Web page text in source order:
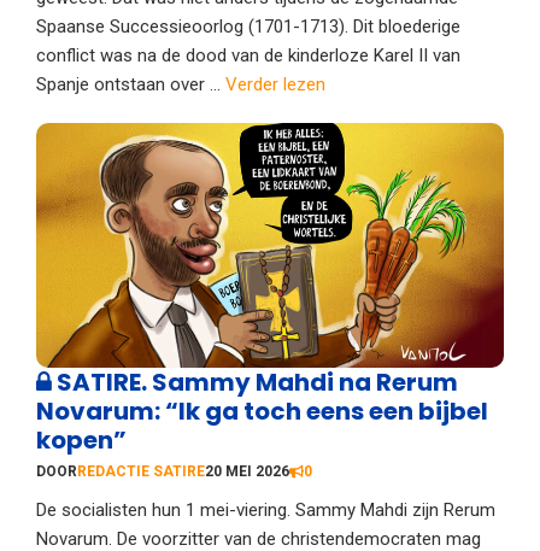
Spaanse Successieoorlog (1701-1713). Dit bloederige
conflict was na de dood van de kinderloze Karel II van
Spanje ontstaan over ... Verder lezen
SATIRE. Sammy Mahdi na Rerum
Novarum: “Ik ga toch eens een bijbel
kopen”
DOORREDACTIE SATIRE20 MEI 2026 0
De socialisten hun 1 mei-viering. Sammy Mahdi zijn Rerum
Novarum. De voorzitter van de christendemocraten mag